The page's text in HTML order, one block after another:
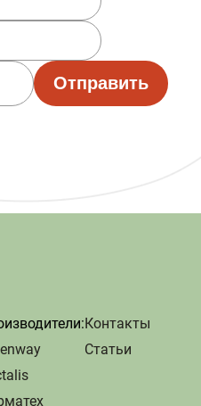
Отправить
Контакты
Статьи